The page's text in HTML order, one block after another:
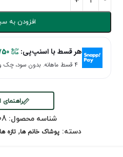
افزودن به
هر قسط با اسنپ‌پی:
۴ قسط ماهانه. بدون سود، چک و ضامن.
راهنمای
شناسه محصول:
دسته: پوشاک خانم ها, تازه